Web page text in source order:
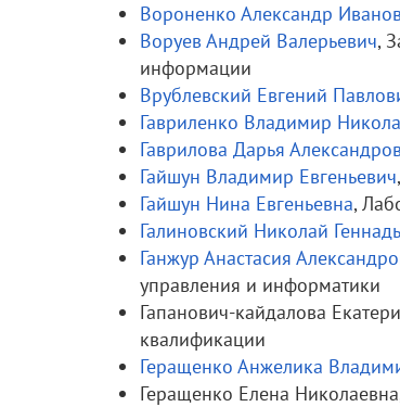
Вороненко Александр
Воруев Андрей Валерьевич,
информации
Врублевский Евгений
Гавриленко Владимир
Гаврилова Дарья
Гайшун Владимир Евгеньевич
Гайшун Нина Евгеньевна,
Галиновский Николай
Ганжур Анастасия
управления и информатики
Гапанович-кайдалова
квалификации
Геращенко Анжелика
Геращенко Елена